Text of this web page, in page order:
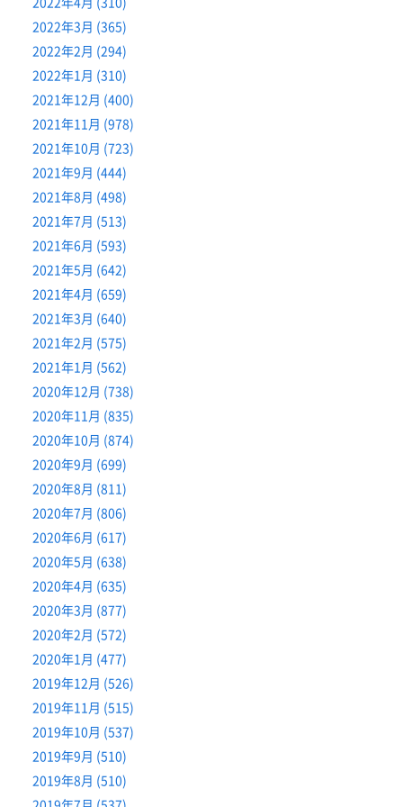
2022年3月 (365)
2022年2月 (294)
2022年1月 (310)
2021年12月 (400)
2021年11月 (978)
2021年10月 (723)
2021年9月 (444)
2021年8月 (498)
2021年7月 (513)
2021年6月 (593)
2021年5月 (642)
2021年4月 (659)
2021年3月 (640)
2021年2月 (575)
2021年1月 (562)
2020年12月 (738)
2020年11月 (835)
2020年10月 (874)
2020年9月 (699)
2020年8月 (811)
2020年7月 (806)
2020年6月 (617)
2020年5月 (638)
2020年4月 (635)
2020年3月 (877)
2020年2月 (572)
2020年1月 (477)
2019年12月 (526)
2019年11月 (515)
2019年10月 (537)
2019年9月 (510)
2019年8月 (510)